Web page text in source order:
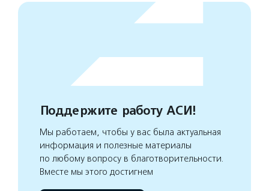
Поддержите работу АСИ!
Мы работаем, чтобы у вас была актуальная
информация и полезные материалы
по любому вопросу в благотворительности.
Вместе мы этого достигнем